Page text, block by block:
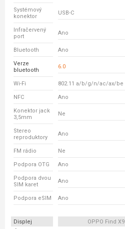
Systémový
konektor
USB-C
Infračervený
port
Ano
Bluetooth Ano
Verze
bluetooth
6.0
Wi-Fi 802.11 a/b/g/n/ac/ax/be
NFC Ano
Konektor jack
3,5mm
Ne
Stereo
reproduktory
Ano
FM rádio Ne
Podpora OTG Ano
Podpora dvou
SIM karet
Ano
Podpora eSIM Ano
Displej OPPO Find X9